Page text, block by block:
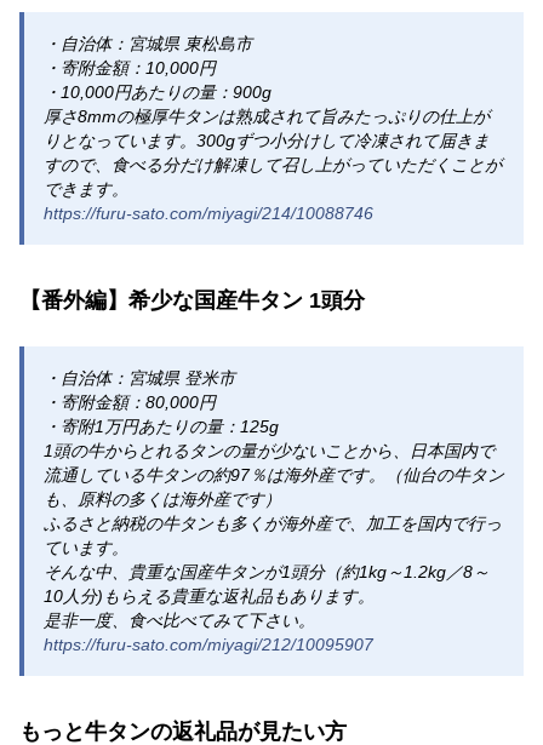
・自治体：宮城県 東松島市
・寄附金額：10,000円
・10,000円あたりの量：900g
厚さ8mmの極厚牛タンは熟成されて旨みたっぷりの仕上が
りとなっています。300gずつ小分けして冷凍されて届きま
すので、食べる分だけ解凍して召し上がっていただくことが
できます。
https://furu-sato.com/miyagi/214/10088746
【番外編】希少な国産牛タン 1頭分
・自治体：宮城県 登米市
・寄附金額：80,000円
・寄附1万円あたりの量：125g
1頭の牛からとれるタンの量が少ないことから、日本国内で
流通している牛タンの約97％は海外産です。（仙台の牛タン
も、原料の多くは海外産です）
ふるさと納税の牛タンも多くが海外産で、加工を国内で行っ
ています。
そんな中、貴重な国産牛タンが1頭分（約1kg～1.2kg／8～
10人分)もらえる貴重な返礼品もあります。
是非一度、食べ比べてみて下さい。
https://furu-sato.com/miyagi/212/10095907
もっと牛タンの返礼品が見たい方